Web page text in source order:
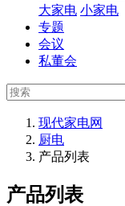
大家电 小家电
专题
会议
私董会
现代家电网
厨电
产品列表
产品列表